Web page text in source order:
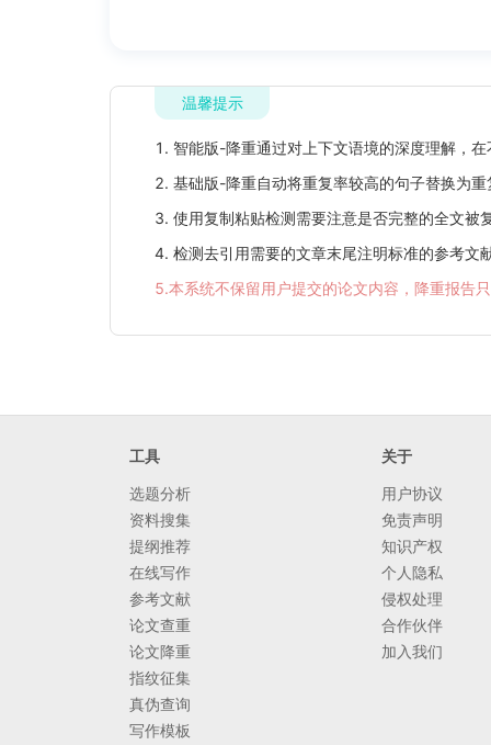
温馨提示
1. 智能版-降重通过对上下文语境的深度理解，
2. 基础版-降重自动将重复率较高的句子替换为
3. 使用复制粘贴检测需要注意是否完整的全文被
4. 检测去引用需要的文章末尾注明标准的参考文
5.本系统不保留用户提交的论文内容，降重报告
工具
选题分析
资料搜集
提纲推荐
在线写作
参考文献
论文查重
论文降重
指纹征集
真伪查询
写作模板
关于
用户协议
免责声明
知识产权
个人隐私
侵权处理
合作伙伴
加入我们